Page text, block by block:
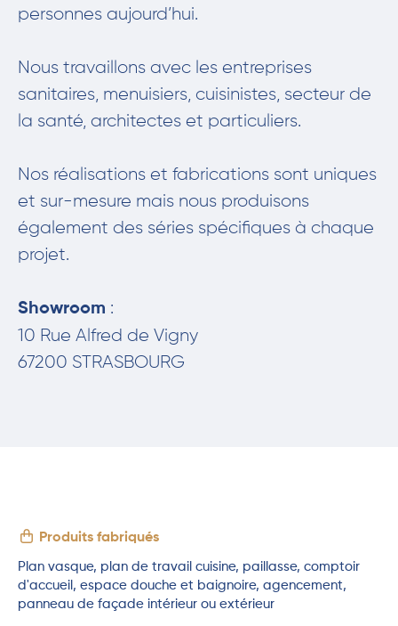
personnes aujourd’hui.
Nous travaillons avec les entreprises
sanitaires, menuisiers, cuisinistes, secteur de
la santé, architectes et particuliers.
Nos réalisations et fabrications sont uniques
et sur-mesure mais nous produisons
également des séries spécifiques à chaque
projet.
Showroom :
10 Rue Alfred de Vigny
67200 STRASBOURG
Produits fabriqués
Plan vasque, plan de travail cuisine, paillasse, comptoir
d'accueil, espace douche et baignoire, agencement,
panneau de façade intérieur ou extérieur